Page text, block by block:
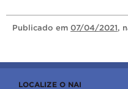
Publicado em 07/04/2021,
LOCALIZE O NAI